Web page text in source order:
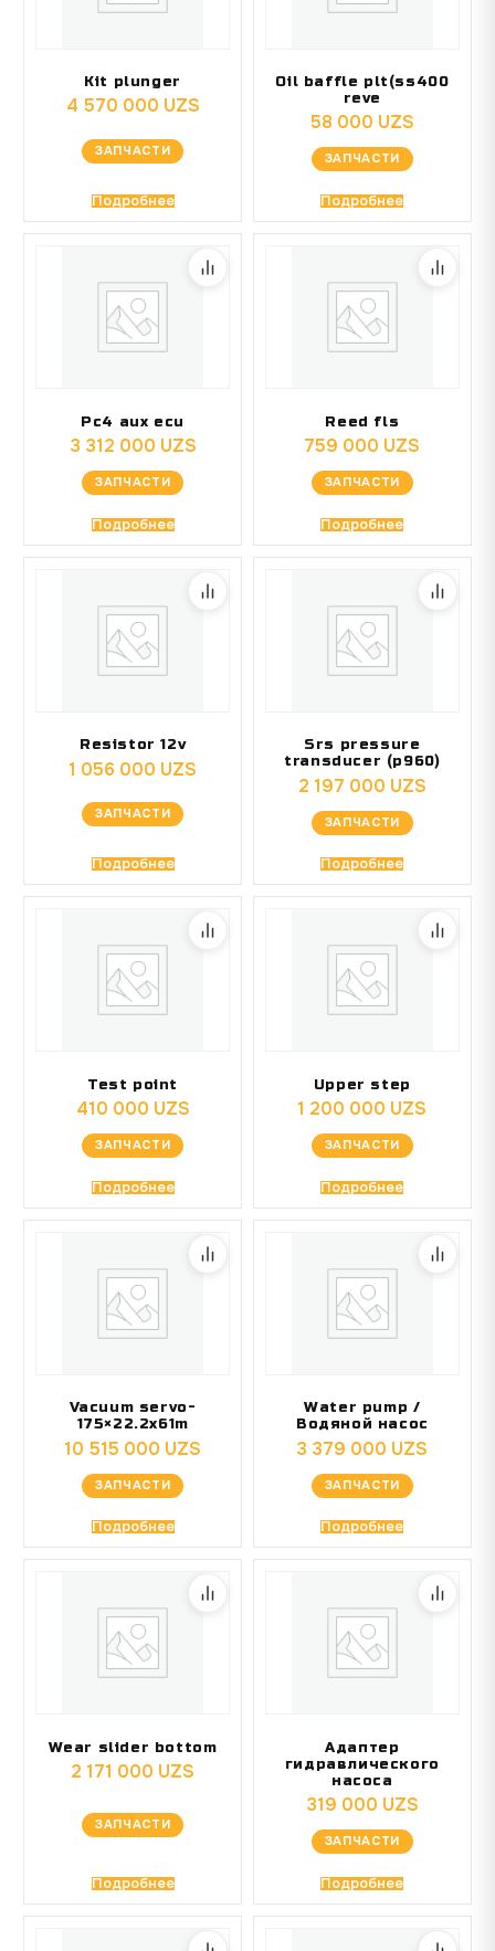
Kit plunger
4 570 000 UZS
ЗАПЧАСТИ
Подробнее
Oil baffle plt(ss400
reve
58 000 UZS
ЗАПЧАСТИ
Подробнее
Pc4 aux ecu
3 312 000 UZS
ЗАПЧАСТИ
Подробнее
Reed fls
759 000 UZS
ЗАПЧАСТИ
Подробнее
Resistor 12v
1 056 000 UZS
ЗАПЧАСТИ
Подробнее
Srs pressure
transducer (p960)
2 197 000 UZS
ЗАПЧАСТИ
Подробнее
Test point
410 000 UZS
ЗАПЧАСТИ
Подробнее
Upper step
1 200 000 UZS
ЗАПЧАСТИ
Подробнее
Vacuum servo-
175×22.2x61m
10 515 000 UZS
ЗАПЧАСТИ
Подробнее
Water pump /
Водяной насос
3 379 000 UZS
ЗАПЧАСТИ
Подробнее
Wear slider bottom
2 171 000 UZS
ЗАПЧАСТИ
Подробнее
Адаптер
гидравлического
насоса
319 000 UZS
ЗАПЧАСТИ
Подробнее